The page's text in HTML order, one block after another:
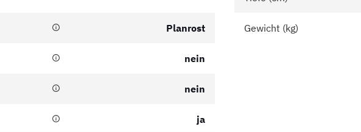
Planrost
nein
nein
ja
Gewicht (kg)